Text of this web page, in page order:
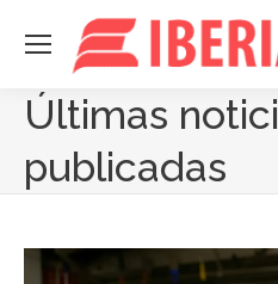
Últimas
publicadas